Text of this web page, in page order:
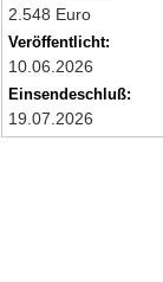
2.548 Euro
Veröffentlicht:
10.06.2026
Einsendeschluß:
19.07.2026